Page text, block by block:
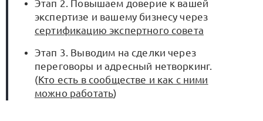
Этап 2. Повышаем доверие к вашей
экспертизе и вашему бизнесу через
сертификацию экспертного совета
Этап 3. Выводим на сделки через
переговоры и адресный нетворкинг.
(Кто есть в сообществе и как с ними
можно работать)